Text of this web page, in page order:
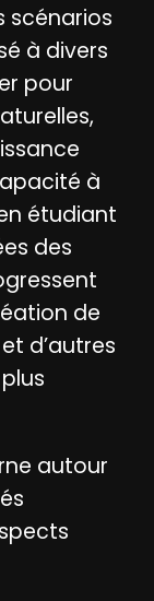
scénarios
à divers
pour
à
étudiant
des
de
d’autres
autour